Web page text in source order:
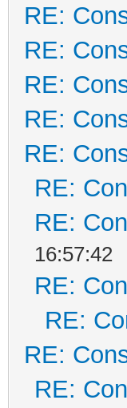
RE:
RE:
RE:
RE:
RE:
RE:
RE:
16:57:42
RE:
RE:
RE:
RE: